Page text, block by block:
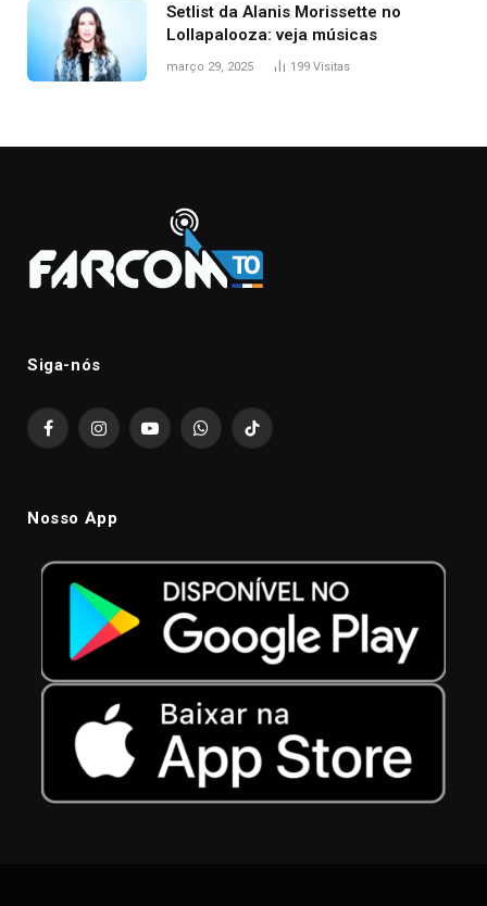
Setlist da Alanis Morissette no
Lollapalooza: veja músicas
março 29, 2025 199 Visitas
Siga-nós
FacebookInstagramYouTubeWhatsAppTikTok
Nosso App